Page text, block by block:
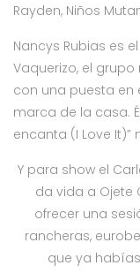
Rayden, Niños
Nancys Rubias es
Vaquerizo, el
con una puesta en
marca de la casa.
encanta (I Love It)”
Y para show el
da vida a Ojete
ofrecer una
rancheras,
que ya